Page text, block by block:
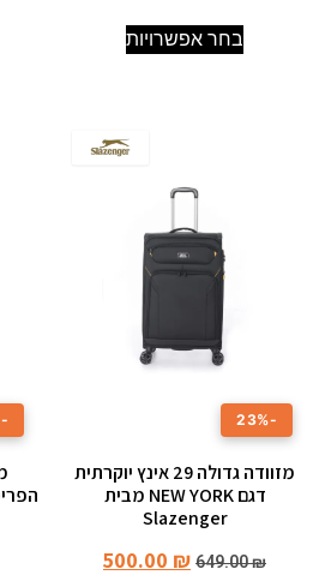
בחר אפשרויות
-23%
מזוודה גדולה 29 אינץ יוקרתית
דגם NEW YORK מבית
Slazenger
649.00₪
500.00 ₪
-50%